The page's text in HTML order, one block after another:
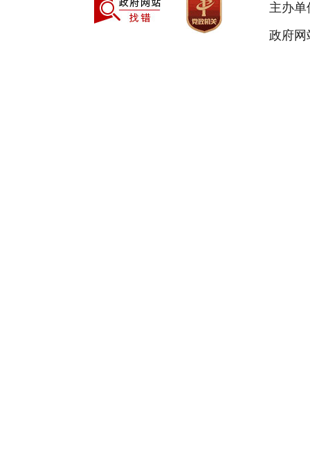
主办
政府网